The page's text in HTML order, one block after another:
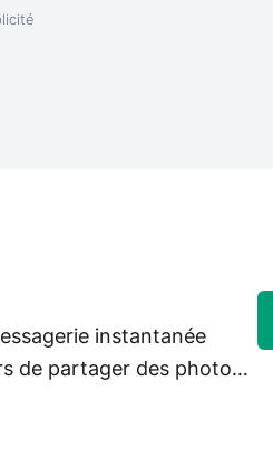
instantanée
de partager des photos